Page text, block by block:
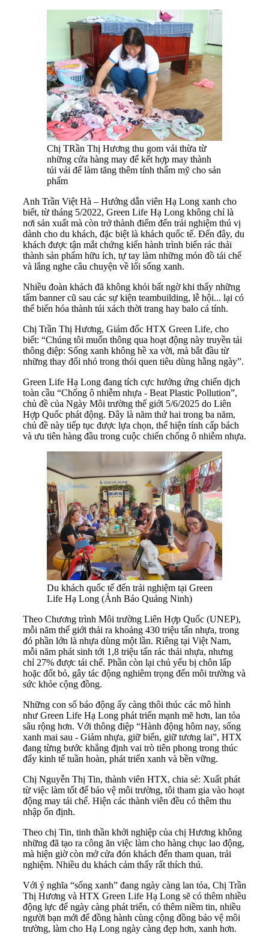
Chị TRần Thị Hương thu gom vải thừa từ
những cửa hàng may để kết hợp may thành
túi vải để làm tăng thêm tính thẩm mỹ cho sản
phẩm
Anh Trần Việt Hà – Hướng dẫn viên Hạ Long xanh cho
biết, từ tháng 5/2022, Green Life Hạ Long không chỉ là
nơi sản xuất mà còn trở thành điểm đến trải nghiệm thú vị
dành cho du khách, đặc biệt là khách quốc tế. Đến đây, du
khách được tận mắt chứng kiến hành trình biến rác thải
thành sản phẩm hữu ích, tự tay làm những món đồ tái chế
và lắng nghe câu chuyện về lối sống xanh.
Nhiều đoàn khách đã không khỏi bất ngờ khi thấy những
tấm banner cũ sau các sự kiện teambuilding, lễ hội... lại có
thể biến hóa thành túi xách thời trang hay balo cá tính.
Chị Trần Thị Hương, Giám đốc HTX Green Life, cho
biết: “Chúng tôi muốn thông qua hoạt động này truyền tải
thông điệp: Sống xanh không hề xa vời, mà bắt đầu từ
những thay đổi nhỏ trong thói quen tiêu dùng hằng ngày”.
Green Life Hạ Long đang tích cực hưởng ứng chiến dịch
toàn cầu “Chống ô nhiễm nhựa - Beat Plastic Pollution”,
chủ đề của Ngày Môi trường thế giới 5/6/2025 do Liên
Hợp Quốc phát động. Đây là năm thứ hai trong ba năm,
chủ đề này tiếp tục được lựa chọn, thể hiện tính cấp bách
và ưu tiên hàng đầu trong cuộc chiến chống ô nhiễm nhựa.
Du khách quốc tế đến trải nghiệm tại Green
Life Hạ Long (Ảnh Báo Quảng Ninh)
Theo Chương trình Môi trường Liên Hợp Quốc (UNEP),
mỗi năm thế giới thải ra khoảng 430 triệu tấn nhựa, trong
đó phần lớn là nhựa dùng một lần. Riêng tại Việt Nam,
mỗi năm phát sinh tới 1,8 triệu tấn rác thải nhựa, nhưng
chỉ 27% được tái chế. Phần còn lại chủ yếu bị chôn lấp
hoặc đốt bỏ, gây tác động nghiêm trọng đến môi trường và
sức khỏe cộng đồng.
Những con số báo động ấy càng thôi thúc các mô hình
như Green Life Hạ Long phát triển mạnh mẽ hơn, lan tỏa
sâu rộng hơn. Với thông điệp “Hành động hôm nay, sống
xanh mai sau - Giảm nhựa, giữ biển, giữ tương lai”, HTX
đang từng bước khẳng định vai trò tiên phong trong thúc
đẩy kinh tế tuần hoàn, phát triển xanh và bền vững.
Chị Nguyễn Thị Tin, thành viên HTX, chia sẻ: Xuất phát
từ việc làm tốt để bảo vệ môi trường, tôi tham gia vào hoạt
động may tái chế. Hiện các thành viên đều có thêm thu
nhập ổn định.
Theo chị Tin, tinh thần khởi nghiệp của chị Hương không
những đã tạo ra công ăn việc làm cho hàng chục lao động,
mà hiện giờ còn mở cửa đón khách đến tham quan, trải
nghiệm. Nhiều du khách cảm thấy rất thích thú.
Với ý nghĩa “sống xanh” đang ngày càng lan tỏa, Chị Trần
Thị Hương và HTX Green Life Hạ Long sẽ có thêm nhiều
động lực để ngày càng phát triển, có thêm niềm tin, nhiều
người bạn mới để đồng hành cùng cộng đồng bảo vệ môi
trường, làm cho Hạ Long ngày càng đẹp hơn, xanh hơn.